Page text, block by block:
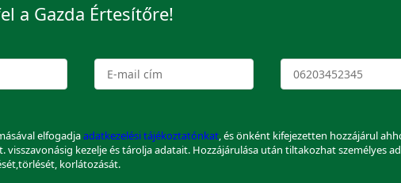
a Gazda Értesítőre!
elfogadjaadatkezelési tájékoztatónkat, és önként kifejezetten hozzájárul
visszavonásig kezelje és tárolja adatait. Hozzájárulása után tiltakozhat személyes
korlátozását.